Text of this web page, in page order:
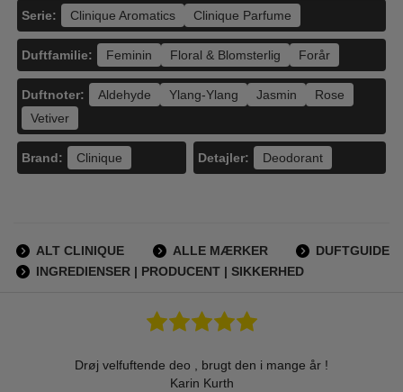
Serie: Clinique Aromatics Clinique Parfume
Duftnoter: Aldehyde Ylang-Ylang Jasmin
Rose
Vetiver
Duftfamilie: Feminin Floral & Blomsterlig Forår
Brand: Clinique Detajler: Deodorant
ALT CLINIQUE ALLE MÆRKER
DUFTGUIDE
INGREDIENSER | PRODUCENT | SIKKERHED
Drøj velfuftende deo , brugt den i mange år !
Karin Kurth